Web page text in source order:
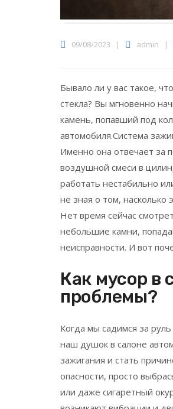
09/08/2023 | admin |
Бывало ли у вас такое,
стекла? Вы мгновенно
камень, попавший под
автомобиля.Система
Именно она отвечает за
воздушной смеси в
работать нестабильно
не зная о том, насколько
Нет время сейчас
небольшие камни,
неисправности. И вот
Как мусор в
проблемы?
Когда мы садимся за
наш душок в салоне
зажигания и стать
опасности, просто
или даже сигаретный